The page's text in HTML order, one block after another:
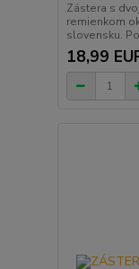
Zástera s
remienkom
slovensku.
18,99